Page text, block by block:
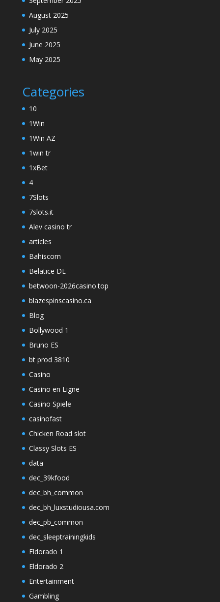
August 2025
July 2025
June 2025
May 2025
Categories
10
1Win
1Win AZ
1win tr
1xBet
4
7Slots
7slots.it
Alev casino tr
articles
Bahiscom
Belatice DE
betwoon-2026casino.top
blazespinscasino.ca
Blog
Bollywood 1
Bruno ES
bt prod 3810
Casino
Casino en Ligne
Casino Spiele
casinofast
Chicken Road slot
Classy Slots ES
data
dec_39kfood
dec_bh_common
dec_bh_luxstudiousa.com
dec_pb_common
dec_sleeptrainingkids
Eldorado 1
Eldorado 2
Entertainment
Gambling